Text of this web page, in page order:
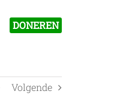
DONEREN
Volgende